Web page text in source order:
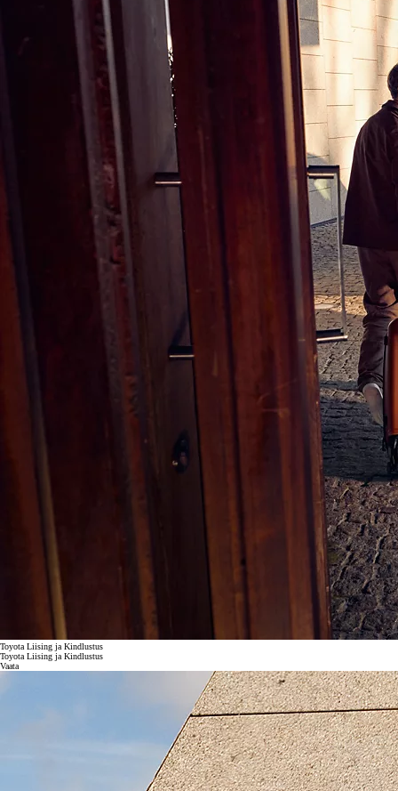
Toyota Liising ja Kindlustus
Toyota Liising ja Kindlustus
Vaata